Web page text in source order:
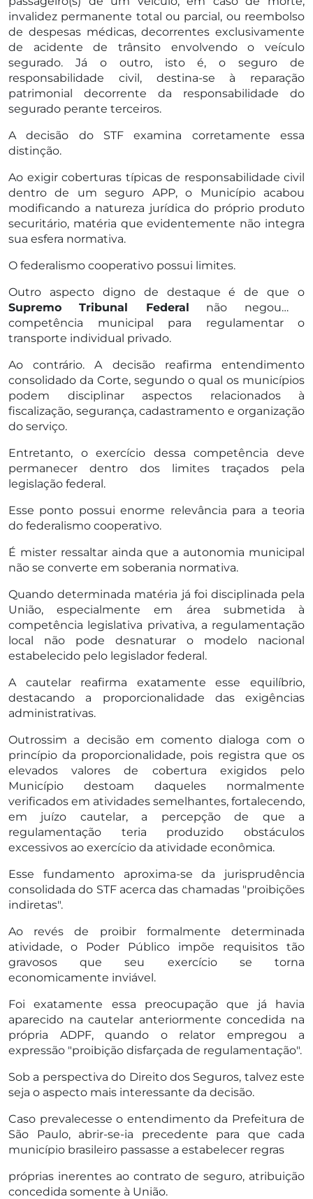
invalidez permanente total ou parcial, ou reembolso
de despesas médicas, decorrentes exclusivamente
de acidente de trânsito envolvendo o veículo
segurado. Já o outro, isto é, o seguro de
responsabilidade civil, destina-se à reparação
patrimonial decorrente da responsabilidade do
segurado perante terceiros.
A decisão do STF examina corretamente essa
distinção.
Ao exigir coberturas típicas de responsabilidade civil
dentro de um seguro APP, o Município acabou
modificando a natureza jurídica do próprio produto
securitário, matéria que evidentemente não integra
sua esfera normativa.
O federalismo cooperativo possui limites.
Outro aspecto digno de destaque é de que o
Supremo Tribunal Federal não negou a
competência municipal para regulamentar o
transporte individual privado.
Ao contrário. A decisão reafirma entendimento
consolidado da Corte, segundo o qual os municípios
podem disciplinar aspectos relacionados à
fiscalização, segurança, cadastramento e organização
do serviço.
Entretanto, o exercício dessa competência deve
permanecer dentro dos limites traçados pela
legislação federal.
Esse ponto possui enorme relevância para a teoria
do federalismo cooperativo.
É mister ressaltar ainda que a autonomia municipal
não se converte em soberania normativa.
Quando determinada matéria já foi disciplinada pela
União, especialmente em área submetida à
competência legislativa privativa, a regulamentação
local não pode desnaturar o modelo nacional
estabelecido pelo legislador federal.
A cautelar reafirma exatamente esse equilíbrio,
destacando a proporcionalidade das exigências
administrativas.
Outrossim a decisão em comento dialoga com o
princípio da proporcionalidade, pois registra que os
elevados valores de cobertura exigidos pelo
Município destoam daqueles normalmente
verificados em atividades semelhantes, fortalecendo,
em juízo cautelar, a percepção de que a
regulamentação teria produzido obstáculos
excessivos ao exercício da atividade econômica.
Esse fundamento aproxima-se da jurisprudência
consolidada do STF acerca das chamadas "proibições
indiretas".
Ao revés de proibir formalmente determinada
atividade, o Poder Público impõe requisitos tão
gravosos que seu exercício se torna
economicamente inviável.
Foi exatamente essa preocupação que já havia
aparecido na cautelar anteriormente concedida na
própria ADPF, quando o relator empregou a
expressão "proibição disfarçada de regulamentação".
Sob a perspectiva do Direito dos Seguros, talvez este
seja o aspecto mais interessante da decisão.
Caso prevalecesse o entendimento da Prefeitura de
São Paulo, abrir-se-ia precedente para que cada
município brasileiro passasse a estabelecer regras
próprias inerentes ao contrato de seguro, atribuição
concedida somente à União.